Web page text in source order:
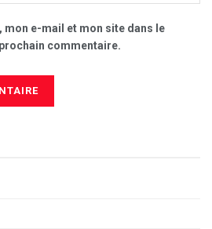
mon e-mail et mon site dans le
commentaire.